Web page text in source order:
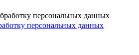
персональных данных
персональных данных